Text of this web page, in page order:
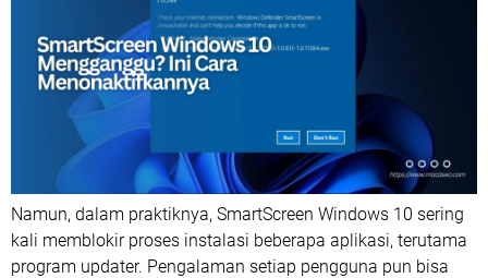
Namun, dalam praktiknya, SmartScreen Windows 10 sering
kali memblokir proses instalasi beberapa aplikasi, terutama
program updater. Pengalaman setiap pengguna pun bisa